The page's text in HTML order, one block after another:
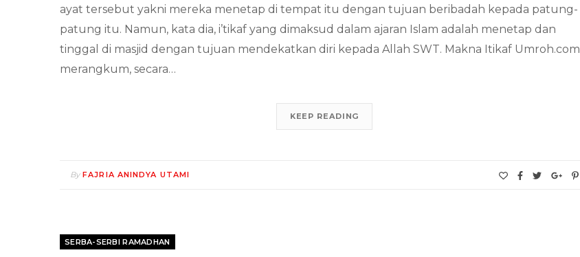
ayat tersebut yakni mereka menetap di tempat itu dengan tujuan beribadah kepada patung-
patung itu. Namun, kata dia, i’tikaf yang dimaksud dalam ajaran Islam adalah menetap dan
tinggal di masjid dengan tujuan mendekatkan diri kepada Allah SWT. Makna Itikaf Umroh.com
merangkum, secara…
KEEP READING
By FAJRIA ANINDYA UTAMI
SERBA-SERBI RAMADHAN